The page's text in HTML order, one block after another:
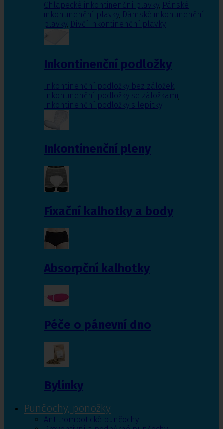
Chlapecké inkontinenční plavky, Pánské
inkontinenční plavky, Dámské inkontinenční
plavky, Dívčí inkontinenční plavky
Inkontinenční podložky
Inkontinenční podložky bez záložek,
Inkontinenční podložky se záložkami,
Inkontinenční podložky s lepítky
Inkontinenční pleny
Fixační kalhotky a body
Absorpční kalhotky
Péče o pánevní dno
Bylinky
Punčochy, ponožky
Antitrombotické punčochy